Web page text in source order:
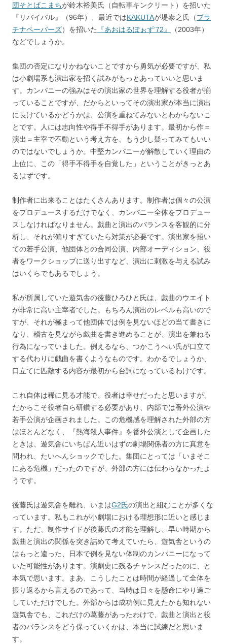
団そとばこまちが鈴木裕美氏（自転車キンクリート）を招いた
『リバイバル』（96年）、最近ではKAKUTAが堤泰之氏（プラ
チナペーパーズ）を招いた 『あおはるぽぉず’72』
（2003年）
などでしょうか。
集団の否定になりかねないことですから勇気が必要ですが、私
は小劇場系も演出家を招く試みがもっとあっていいと思いま
す。カンパニーの強みはその演出家の世界を理解する役者が揃
っていることですが、だからといってその演出家が本当に演出
に長けているかどうかは、公演を重ねてみないとわからないこ
とです。人には志向性や得手不得手があります。最初から作＝
演出＝主宰で不動という考え方を、もう少し疑ってみてもいい
のではないでしょうか。中堅カンパニーが解散していく理由の
上位に、この「得手不得手を自覚した」ということがきっとあ
るはずです。
制作者に出来ることはたくさんあります。制作者は個々の公演
をプロデュースするだけでなく、カンパニー全体をプロデュー
スしなければなりません。戯曲と演出のバランスを客観的に分
析し、それが偏りすぎていたら対策が必要です。演出家を招い
ての若手公演、他団体との合同公演、内部オーディション、役
者をワークショップに送り出すなど、演出に刺激を与える試み
はいくらでもあるでしょう。
私が所属していた遊気舎の後藤ひろひと氏は、戯曲のウエイト
が非常に高い主宰者でした。もちろん演出のレベルも高いので
すが、それが極まって他団体では例を見ないほどの当て書きに
なり、稽古を見ながら戯曲を書き進めることが、演出を兼ねる
行為になっていました。例えるなら、つかこうへい氏が口立て
する代わりに戯曲を書くようなものです。わかるでしょうか、
口立てに匹敵する内容が最初から台詞になっているわけです。
これ自体は稀に見る才能で、役者は幸せだったと思いますが、
だからこそ役者自ら研鑽する必要があり、内部では番外公演や
若手公演が企画されました。この危機感を理解された外部の方
はほとんどなく、『熱海殺人事件』を番外公演として企画した
ときは、遊気舎にいちばん近いはずの劇場関係者の方に真意を
問われ、たいへんショックでした。集団にとっては「いまそこ
にある危機」だったのですが、外部の方には伝わらなかったよ
うです。
後藤氏は遊気舎を離れ、いまはG2氏の演出と組むことが多くな
っています。私もこれが小劇場における理想形に近いと感じま
す。ただ、制作サイドが後藤氏の才能を理解し、早い時期から
戯曲と演出の関係を突き詰めて考えていたら、遊気舎というの
はもっと違った、日本で例を見ない体制のカンパニーになって
いた可能性があります。演劇史に残るチャンスだったのに、と
本気で思います。まあ、こうしたことは時間が経過して全体を
振り返るから言えるのであって、当時は日々を懸命にやり過ご
していただけでした。外部からは成功例に見えたかも知れない
遊気舎でも、これだけの葛藤があったわけで、戯曲と演出と役
者のバランスをどう保っていくかは、本当に試練だと思いま
す。